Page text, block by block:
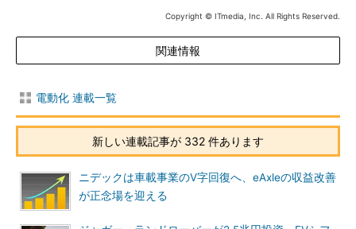
Copyright © ITmedia, Inc. All Rights Reserved.
関連情報
電動化 連載一覧
新しい連載記事が 332 件あります
ニデックは車載事業のV字回復へ、eAxleの収益改善
が正念場を迎える